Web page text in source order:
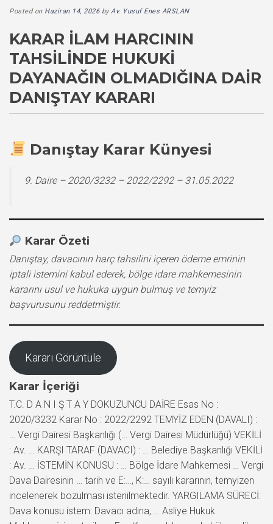
Posted on Haziran 14, 2026byAv. Yusuf Enes ARSLAN
KARAR İLAM HARCININ
TAHSILINDE HUKUKI
DAYANAĞIN OLMADIĞINA DAIR
DANIŞTAY KARARI
Danıştay Karar Künyesi
9. Daire – 2020/3232 – 2022/2292 – 31.05.2022
Karar Özeti
Danıştay, davacının harç tahsilini içeren ödeme emrinin
iptali istemini kabul ederek, bölge idare mahkemesinin
kararını usul ve hukuka uygun bulmuş ve temyiz
başvurusunu reddetmiştir.
Kararı Görüntüle
Karar İçeriği
T.C. D A N I Ş T A Y DOKUZUNCU DAİRE Esas No :
2020/3232 Karar No : 2022/2292 TEMYİZ EDEN (DAVALI) :
… Vergi Dairesi Başkanlığı (… Vergi Dairesi Müdürlüğü) VEKİLİ
: Av. … KARŞI TARAF (DAVACI) : … Belediye Başkanlığı VEKİLİ
: Av. … İSTEMİN KONUSU : … Bölge İdare Mahkemesi … Vergi
Dava Dairesinin … tarih ve E:…, K:… sayılı kararının, temyizen
incelenerek bozulması istenilmektedir. YARGILAMA SÜRECİ:
Dava konusu istem: Davacı adına, … Asliye Hukuk